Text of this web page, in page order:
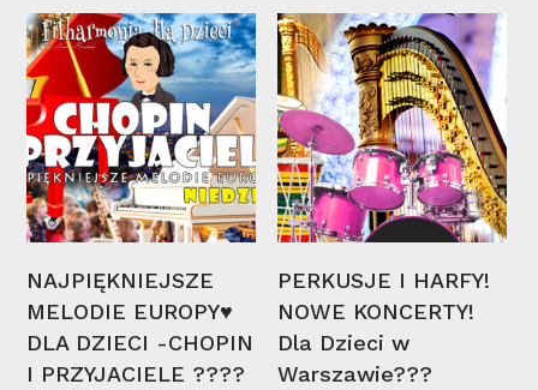
17
lis
NAJPIĘKNIEJSZE
MELODIE EUROPY♥
DLA DZIECI -CHOPIN
I PRZYJACIELE ????
20
paź
PERKUSJE I HARFY!
NOWE KONCERTY!
Dla Dzieci w
Warszawie???